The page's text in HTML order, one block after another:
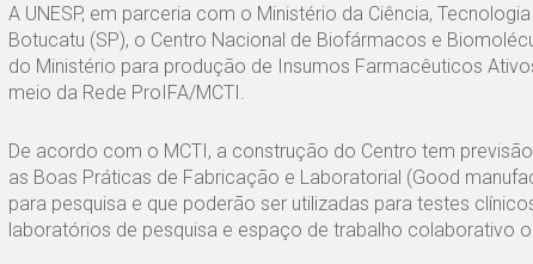
A UNESP, em parceria com o Ministério da Ciência,
Botucatu (SP), o Centro Nacional de Biofármacos e
do Ministério para produção de Insumos Farmacêuticos
meio da Rede ProIFA/MCTI.
De acordo com o MCTI, a construção do Centro tem
as Boas Práticas de Fabricação e Laboratorial (Good
para pesquisa e que poderão ser utilizadas para testes
laboratórios de pesquisa e espaço de trabalho colaborativo